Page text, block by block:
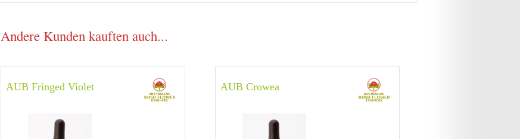
Andere Kunden kauften auch...
AUB Fringed Violet AUB Crowea